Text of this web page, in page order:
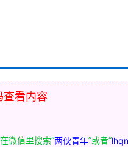
查看内容
微信里搜索“两伙青年”或者“